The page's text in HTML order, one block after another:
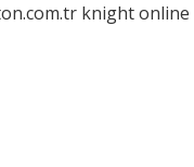
knight online